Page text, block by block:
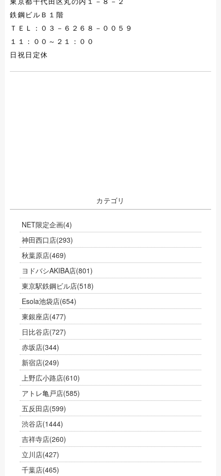
鉄鋼ビルＢ１階
ＴＥＬ：０３－６２６８－００５９
１１：００～２１：００
日祝日定休
カテゴリ
NET限定企画(4)
神田西口店(293)
秋葉原店(469)
ヨドバシAKIBA店(801)
東京駅鉄鋼ビル店(518)
Esola池袋店(654)
東銀座店(477)
日比谷店(727)
赤坂店(344)
新宿店(249)
上野広小路店(610)
アトレ亀戸店(585)
五反田店(599)
渋谷店(1444)
吉祥寺店(260)
立川店(427)
千葉店(465)